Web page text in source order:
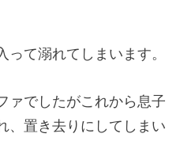
て溺れてしまいます。
ァでしたがこれから息子
、置き去りにしてしまい